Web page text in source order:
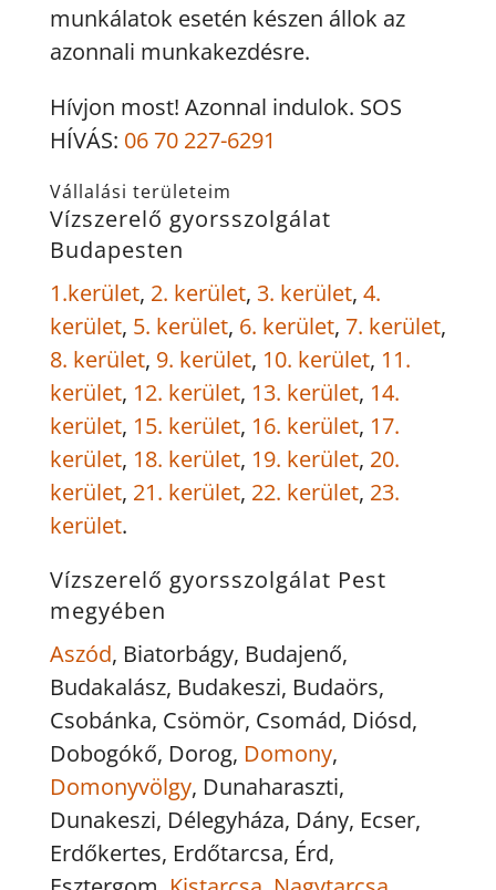
munkálatok esetén készen állok az
azonnali munkakezdésre.
Hívjon most! Azonnal indulok. SOS
HÍVÁS: 06 70 227-6291
Vállalási területeim
Vízszerelő gyorsszolgálat
Budapesten
1.kerület, 2. kerület, 3. kerület, 4.
kerület, 5. kerület, 6. kerület, 7. kerület,
8. kerület, 9. kerület, 10. kerület, 11.
kerület, 12. kerület, 13. kerület, 14.
kerület, 15. kerület, 16. kerület, 17.
kerület, 18. kerület, 19. kerület, 20.
kerület, 21. kerület, 22. kerület, 23.
kerület.
Vízszerelő gyorsszolgálat Pest
megyében
Aszód, Biatorbágy, Budajenő,
Budakalász, Budakeszi, Budaörs,
Csobánka, Csömör, Csomád, Diósd,
Dobogókő, Dorog, Domony,
Domonyvölgy, Dunaharaszti,
Dunakeszi, Délegyháza, Dány, Ecser,
Erdőkertes, Erdőtarcsa, Érd,